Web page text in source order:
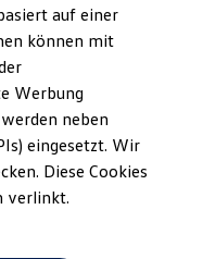
auf einer
können mit
Werbung
neben
eingesetzt. Wir
Diese Cookies
verlinkt.